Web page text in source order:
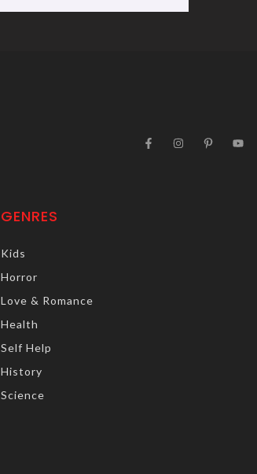
GENRES
Kids
Horror
Love & Romance
Health
Self Help
History
Science